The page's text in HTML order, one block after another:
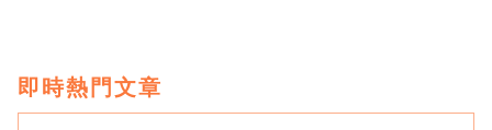
即時熱門文章